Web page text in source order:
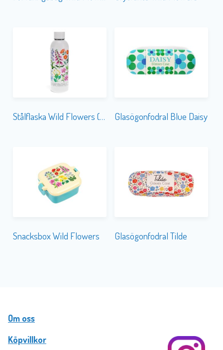
Stålflaska Wild Flowers (Drinking Bottle) Glasögonfodral Blue Daisy
Snacksbox Wild Flowers Glasögonfodral Tilde
Om oss
Köpvillkor